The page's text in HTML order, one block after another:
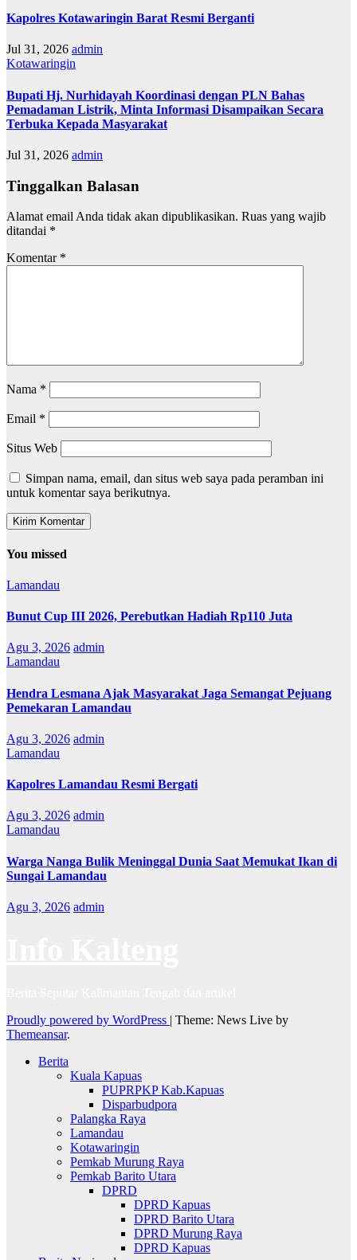
Kapolres Kotawaringin Barat Resmi Berganti
Jul 31, 2026 admin
Kotawaringin
Bupati Hj. Nurhidayah Koordinasi dengan PLN Bahas
Pemadaman Listrik, Minta Informasi Disampaikan Secara
Terbuka Kepada Masyarakat
Jul 31, 2026 admin
Tinggalkan Balasan
Alamat email Anda tidak akan dipublikasikan. Ruas yang wajib
ditandai *
Komentar *
Nama *
Email *
Situs Web
Simpan nama, email, dan situs web saya pada peramban ini
untuk komentar saya berikutnya.
You missed
Lamandau
Bunut Cup III 2026, Perebutkan Hadiah Rp110 Juta
Agu 3, 2026 admin
Lamandau
Hendra Lesmana Ajak Masyarakat Jaga Semangat Pejuang
Pemekaran Lamandau
Agu 3, 2026 admin
Lamandau
Kapolres Lamandau Resmi Bergati
Agu 3, 2026 admin
Lamandau
Warga Nanga Bulik Meninggal Dunia Saat Memukat Ikan di
Sungai Lamandau
Agu 3, 2026 admin
Proudly powered by WordPress | Theme: News Live by
Themeansar.
Berita
Kuala Kapuas
PUPRPKP Kab.Kapuas
Disparbudpora
Palangka Raya
Lamandau
Kotawaringin
Pemkab Murung Raya
Pemkab Barito Utara
DPRD
DPRD Kapuas
DPRD Barito Utara
DPRD Murung Raya
DPRD Kapuas